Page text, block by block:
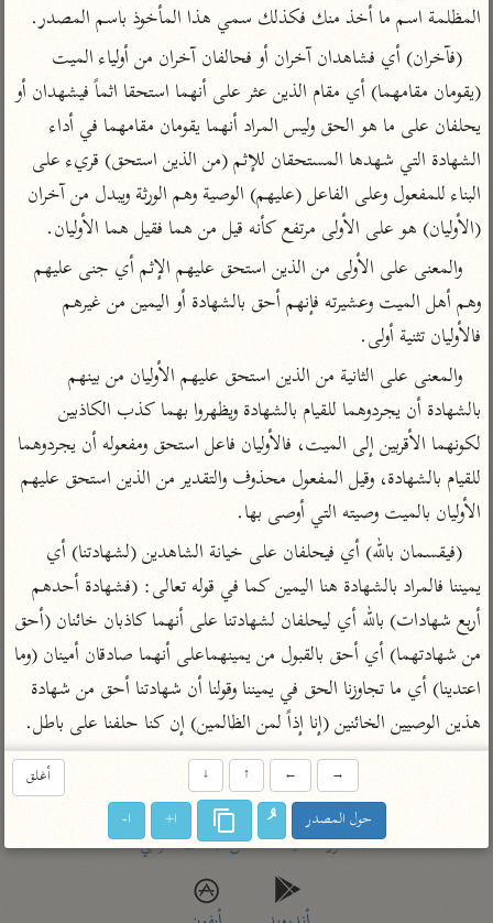
تفسير الماوردي
منتقاة
تفسير ابن القيم
تفسير ابن تيمية
عامّة
تفسير السمعاني
تفسير مكّي
محاسن التأويل
للقاسمي
تفسير الثعالبي
تفسير السمرقندي
تفسير الثعلبي
أخرى
أضواء البيان
نظم الدرر للبقاعي
لغة وبلاغة
التحرير والتنوير
المحرر الوجيز لابن
عطية
البسيط للواحدي
تفسير أبي السعود
الكشاف للزمخشري
مركَّزة العبارة
تفسير الجلالين
جامع البيان للإيجي
تفسير البيضاوي
تفسير النسفي
الوجيز للواحدي
تفسير ابن أبي زمنين
آثار
موسوعة التفسير
المأثور
الدر المنثور
تفسير ابن أبي حاتم
تفسير قتادة
اشترك لتصلك أخبار مشاريعنا
اشترك
راسلنا •تليجرام •تويتر
كنوز•تعليمات•عن الباحث القرآني
المظلمة اسم ما أخذ منك فكذلك سمي هذا المأخوذ باسم المصدر.
(يقومان مقامهما) أي مقام الذين عثر على أنهما استحقا اثماً فيشهدان أو
(الأوليان) هو على الأولى مرتفع كأنه قيل من هما فقيل هما الأوليان.
فالأوليان تثنية أولى.
الأوليان بالميت وصيته التي أوصى بها.
هذين الوصيين الخائنين (إنا إذاً لمن الظالمين) إن كنا حلفنا على باطل.
أغلق →
←
↑
↓
حول المصدر ا+ ا-